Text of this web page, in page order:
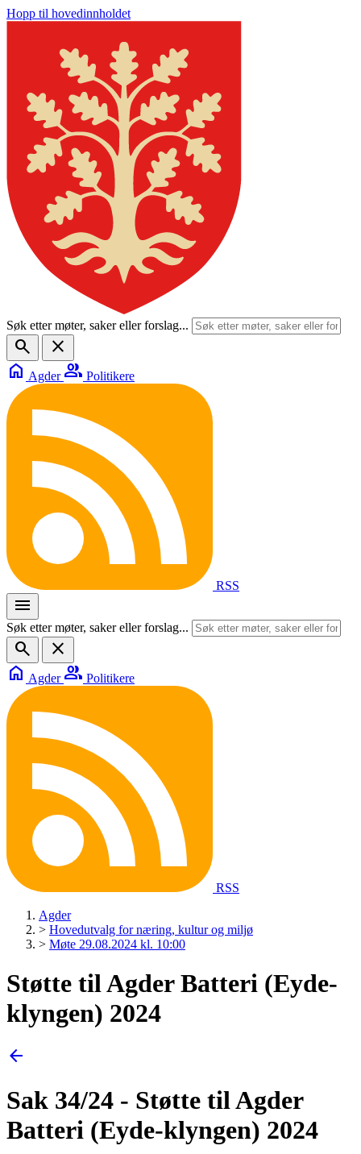
Hopp til hovedinnholdet
Søk etter møter, saker eller forslag...
search
close
home Agder group Politikere
RSS
menu
Søk etter møter, saker eller forslag...
search
close
home Agder group Politikere
RSS
Agder
> Hovedutvalg for næring, kultur og miljø
> Møte 29.08.2024 kl. 10:00
Støtte til Agder Batteri (Eyde-
klyngen) 2024
arrow_back
Sak 34/24 - Støtte til Agder
Batteri (Eyde-klyngen) 2024